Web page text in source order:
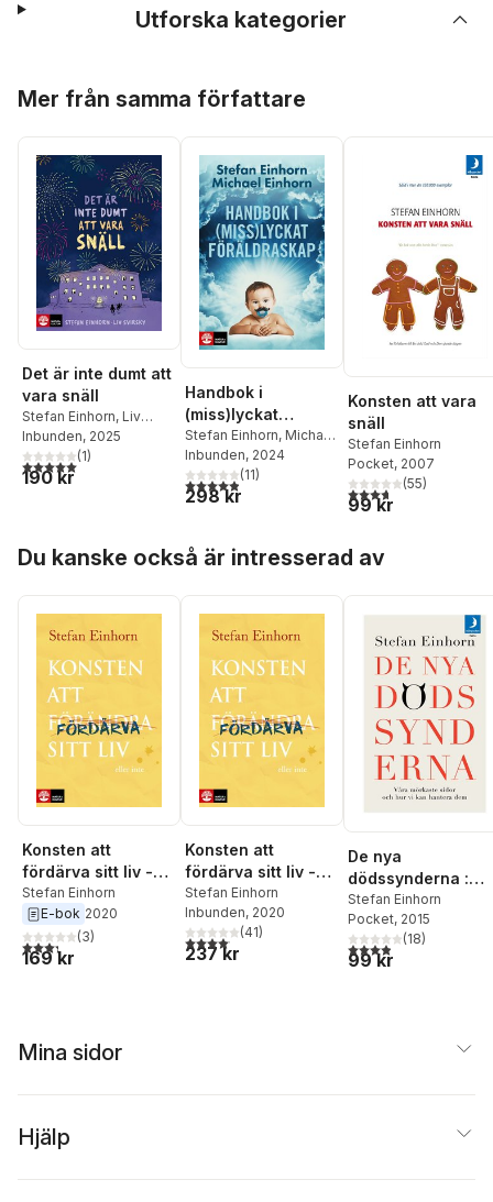
Utforska kategorier
Mer från samma författare
Det är inte dumt att
vara snäll
Stefan Einhorn, Liv
Svirsky
Inbunden, 2025
5,0utav 5 stjärnor. Totalt antal röster:
(1)
190 kr
Handbok i
(miss)lyckat
föräldraskap
Stefan Einhorn, Michael
Einhorn
Inbunden, 2024
4,9utav 5 stjärnor. Totalt antal röster:
(11)
298 kr
Konsten att vara
snäll
Stefan Einhorn
Pocket, 2007
3,7utav 5 stjärnor.
(55)
99 kr
Du kanske också är intresserad av
Konsten att
fördärva sitt liv -
eller inte
Stefan Einhorn
E-bok 2020
3,3utav 5 stjärnor. Totalt antal röster:
(3)
169 kr
Konsten att
fördärva sitt liv -
eller inte
Stefan Einhorn
Inbunden, 2020
4,1utav 5 stjärnor. Totalt antal röster:
(41)
237 kr
De nya
dödssynderna :
våra mörkaste
sidor och hur vi
kan hantera dem
Stefan Einhorn
Pocket, 2015
3,9utav 5 stjärnor.
(18)
99 kr
Mina sidor
Hjälp